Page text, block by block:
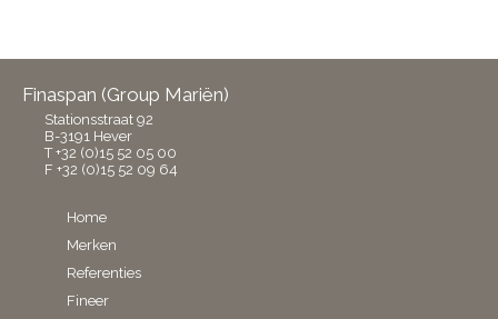
Finaspan (Group Mariën)
Stationsstraat 92
B-3191 Hever
T +32 (0)15 52 05 00
F +32 (0)15 52 09 64
Home
Merken
Referenties
Fineer